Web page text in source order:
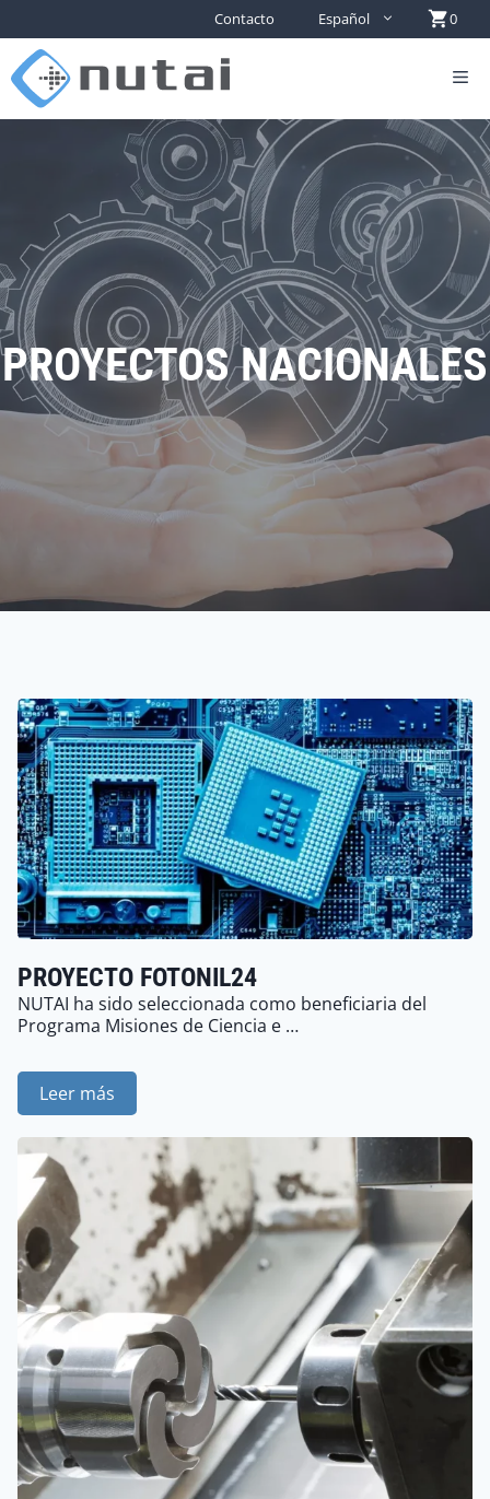
Contacto Español 0
PROYECTOS NACIONALES
PROYECTO FOTONIL24
NUTAI ha sido seleccionada como beneficiaria del
Programa Misiones de Ciencia e …
Leer más